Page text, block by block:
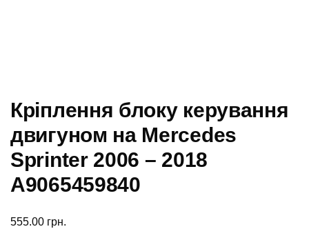
Кріплення блоку керування
двигуном на Mercedes
Sprinter 2006 – 2018
А9065459840
555.00 грн.